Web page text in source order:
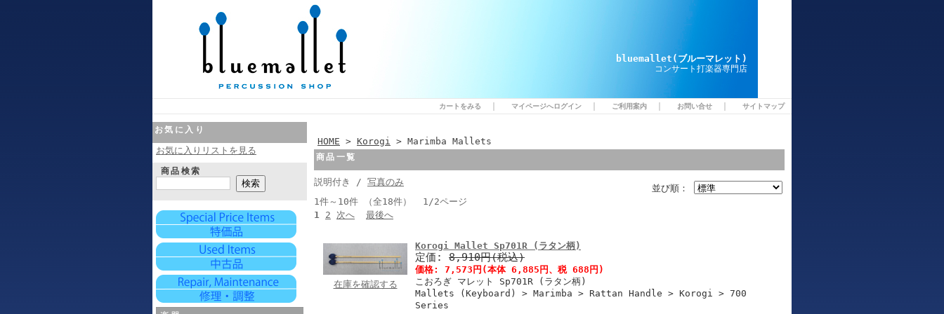
bluemallet(ブルーマレット)
コンサート打楽器専門店
カートをみる マイページへログイン ご利用案内 お問い合せ サイトマップ
お気に入り
お気に入りリストを見る
商品検索
HOME > Korogi > Marimba Mallets
商品一覧
並び順：
説明付き / 写真のみ
1件～10件 （全18件） 1/2ページ
1 2 次へ 最後へ
在庫を確認する
Korogi Mallet Sp701R (ラタン柄)
定価: 8,910円(税込)
価格: 7,573円 (本体 6,885円、税 688円)
こおろぎ マレット Sp701R (ラタン柄)
Mallets (Keyboard) > Marimba > Rattan Handle > Korogi > 700
Series